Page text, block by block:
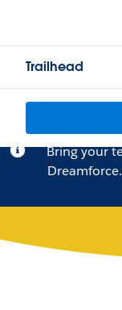
Trailhead
Bring your
Dreamforce.